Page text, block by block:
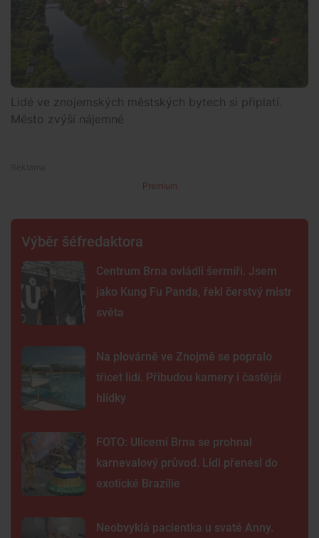
Lidé ve znojemských městských bytech si připlatí.
Město zvýší nájemné
Premium
Výběr šéfredaktora
Centrum Brna ovládli šermíři. Jsem
jako Kung Fu Panda, řekl čerstvý mistr
světa
Na plovárně ve Znojmě se popralo
třicet lidí. Přibudou kamery i častější
hlídky
FOTO: Ulicemi Brna se prohnal
karnevalový průvod. Lidi přenesl do
exotické Brazílie
Neobvyklá pacientka u svaté Anny.